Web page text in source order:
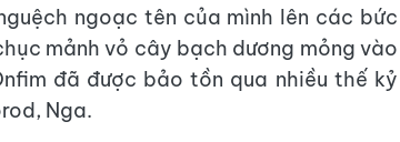
ngoạc tên của mình lên các bức
mảnh vỏ cây bạch dương mỏng vào
đã được bảo tồn qua nhiều thế kỷ
Nga.